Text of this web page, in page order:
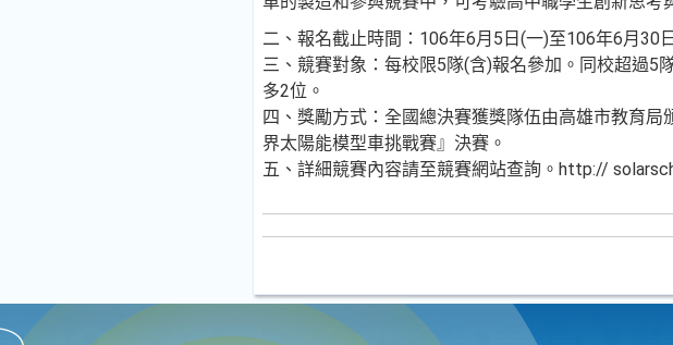
二、報名截止時間：106年6月5日(一)至106年6月30
三、競賽對象：每校限5隊(含)報名參加。同校超過
多2位。
四、獎勵方式：全國總決賽獲獎隊伍由高雄市教育
界太陽能模型車挑戰賽』決賽。
五、詳細競賽內容請至競賽網站查詢。http://